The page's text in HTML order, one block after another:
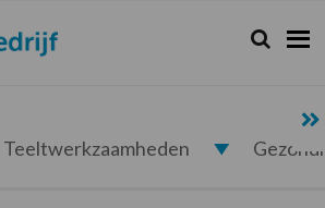
Zoeken...
Zoek
Teeltwerkzaamheden